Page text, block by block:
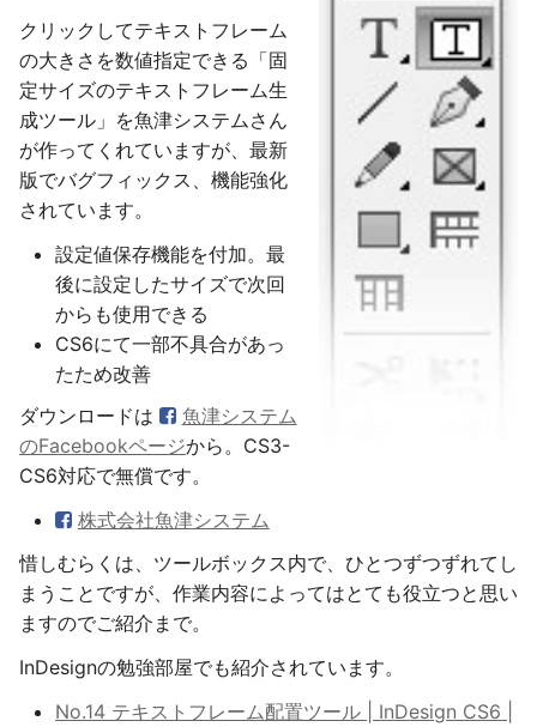
クリックしてテキストフレーム
の大きさを数値指定できる「固
定サイズのテキストフレーム生
成ツール」を魚津システムさん
が作ってくれていますが、最新
版でバグフィックス、機能強化
されています。
設定値保存機能を付加。最
後に設定したサイズで次回
からも使用できる
CS6にて一部不具合があっ
たため改善
ダウンロードは
魚津システム
のFacebookページから。CS3-
CS6対応で無償です。
株式会社魚津システム
惜しむらくは、ツールボックス内で、ひとつずつずれてし
まうことですが、作業内容によってはとても役立つと思い
ますのでご紹介まで。
InDesignの勉強部屋でも紹介されています。
No.14 テキストフレーム配置ツール | InDesign CS6 |